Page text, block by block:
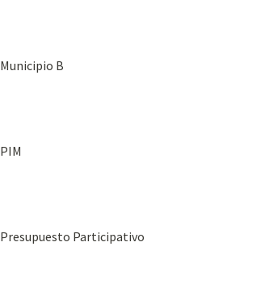
Municipio B
PIM
Presupuesto Participativo